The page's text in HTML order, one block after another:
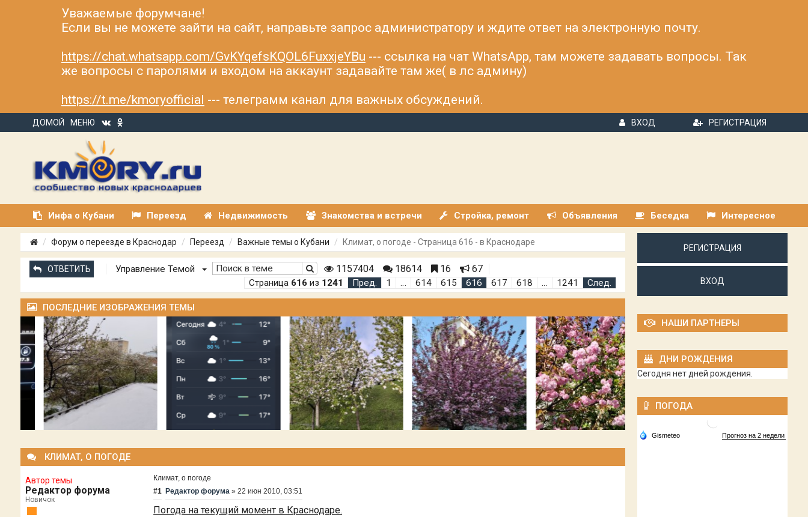
Уважаемые форумчане!
Если вы не можете зайти на сайт, направьте запрос администратору и ждите ответ на электронную почту.
https://chat.whatsapp.com/GvKYqefsKQOL6FuxxjeYBu --- ссылка на чат WhatsApp, там можете задавать вопросы. Так
же вопросы с паролями и входом на аккаунт задавайте там же( в лс админу)
https://t.me/kmoryofficial --- телеграмм канал для важных обсуждений.
ДОМОЙ МЕНЮ ВХОД РЕГИСТРАЦИЯ
Инфа о Кубани Переезд Недвижимость Знакомства и встречи Стройка, ремонт Объявления Беседка Интересное
Форум о переезде в Краснодар Переезд Важные темы о Кубани Климат, о погоде - Страница 616 - в Краснодаре
ОТВЕТИТЬ Управление Темой 1157404 18614 16 67
Страница 616 из 1241 Пред. 1 … 614 615 616 617 618 … 1241 След.
ПОСЛЕДНИЕ ИЗОБРАЖЕНИЯ ТЕМЫ
КЛИМАТ, О ПОГОДЕ
Автор темы
Редактор форума
Новичок
Климат, о погоде
#1 Редактор форума »22 июн 2010, 03:51
Погода на текущий момент в Краснодаре.
РЕГИСТРАЦИЯ
ВХОД
НАШИ ПАРТНЕРЫ
ДНИ РОЖДЕНИЯ
Сегодня нет дней рождения.
ПОГОДА